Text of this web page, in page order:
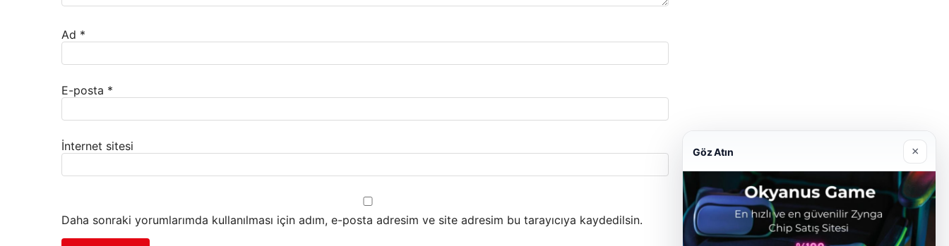
Ad *
E-posta *
İnternet sitesi
Daha sonraki yorumlarımda kullanılması için adım, e-posta adresim ve site adresim bu tarayıcıya kaydedilsin.
Göz Atın ×